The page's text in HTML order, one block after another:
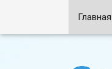
Главная